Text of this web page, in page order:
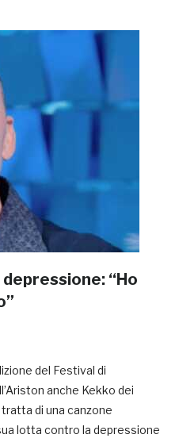
“Ho
del Festival di
anche Kekko dei
tratta di una canzone
lotta contro la depressione